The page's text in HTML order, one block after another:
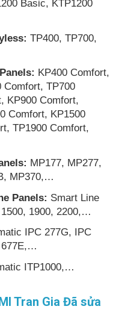
Basic, KTP1200
TP400, TP700,
KP400 Comfort,
Comfort, TP700
KP900 Comfort,
Comfort, KP1500
TP1900 Comfort,
MP177, MP277,
MP370,…
Panels: Smart Line
1900, 2200,…
IPC 277G, IPC
677E,…
ITP1000,…
Tran Gia Đã sửa